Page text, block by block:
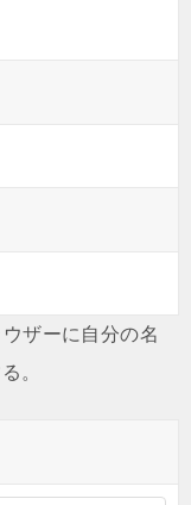
ザーに自分の名
。